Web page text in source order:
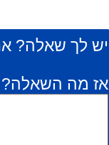
יש לך שאלה?
אז מה השאלה?